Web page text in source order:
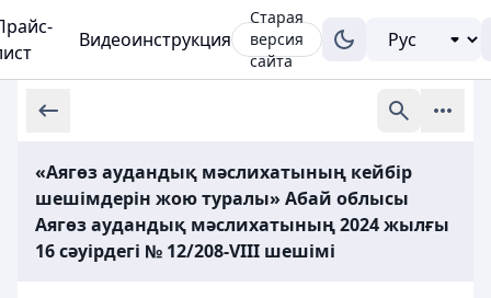
Видеоинструкция
Старая
версия
сайта
«Аягөз аудандық мәслихатының кейбір
шешімдерін жою туралы» Абай облысы
Аягөз аудандық мәслихатының 2024 жылғы
16 сәуірдегі № 12/208-VIII шешімі